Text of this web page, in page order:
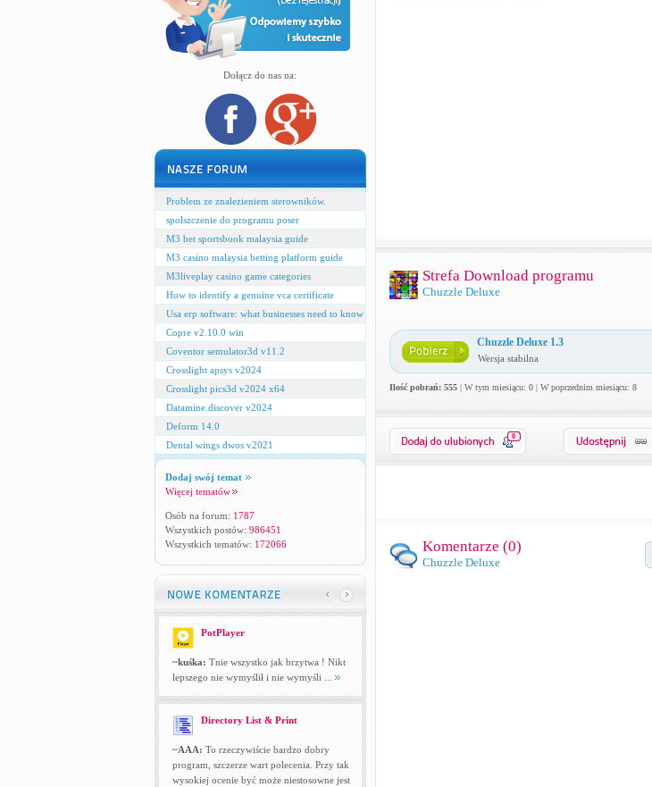
Dołącz do nas na:
Problem ze znalezieniem sterowników.
spolszczenie do programu poser
M3 bet sportsbook malaysia guide
M3 casino malaysia betting platform guide
M3liveplay casino game categories
How to identify a genuine vca certificate
Usa erp software: what businesses need to know
Copre v2.10.0 win
Coventor semulator3d v11.2
Crosslight apsys v2024
Crosslight pics3d v2024 x64
Datamine.discover v2024
Deform 14.0
Dental wings dwos v2021
Dodaj swój temat
Więcej tematów
Osób na forum: 1787
Wszystkich postów: 986451
Wszystkich tematów: 172066
PotPlayer
~kuśka: Tnie wszystko jak brzytwa ! Nikt
lepszego nie wymyślił i nie wymyśli ...
Directory List & Print
~AAA: To rzeczywiście bardzo dobry
program, szczerze wart polecenia. Przy tak
wysokiej ocenie być może niestosowne jest
Strefa Download programu
Chuzzle Deluxe
Chuzzle Deluxe 1.3
Wersja stabilna
Ilość pobrań: 555| W tym miesiącu: 0 | W poprzednim miesiącu: 8
0
Komentarze (0)
Chuzzle Deluxe